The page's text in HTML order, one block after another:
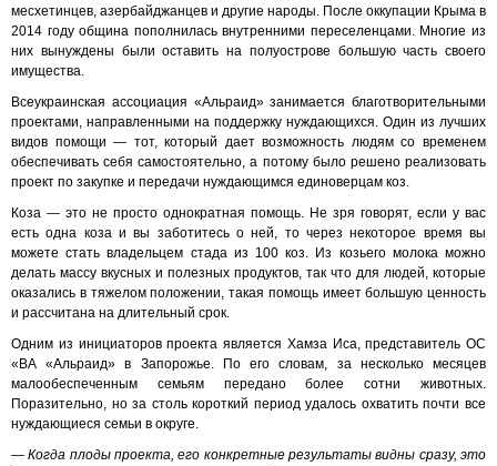
месхетинцев, азербайджанцев и другие народы. После оккупации Крыма в
2014 году община пополнилась внутренними переселенцами. Многие из
них вынуждены были оставить на полуострове большую часть своего
имущества.
Всеукраинская ассоциация «Альраид» занимается благотворительными
проектами, направленными на поддержку нуждающихся. Один из лучших
видов помощи — тот, который дает возможность людям со временем
обеспечивать себя самостоятельно, а потому было решено реализовать
проект по закупке и передачи нуждающимся единоверцам коз.
Коза — это не просто однократная помощь. Не зря говорят, если у вас
есть одна коза и вы заботитесь о ней, то через некоторое время вы
можете стать владельцем стада из 100 коз. Из козьего молока можно
делать массу вкусных и полезных продуктов, так что для людей, которые
оказались в тяжелом положении, такая помощь имеет большую ценность
и рассчитана на длительный срок.
Одним из инициаторов проекта является Хамза Иса, представитель ОС
«ВА «Альраид» в Запорожье. По его словам, за несколько месяцев
малообеспеченным семьям передано более сотни животных.
Поразительно, но за столь короткий период удалось охватить почти все
нуждающиеся семьи в округе.
— Когда плоды проекта, его конкретные результаты видны сразу, это